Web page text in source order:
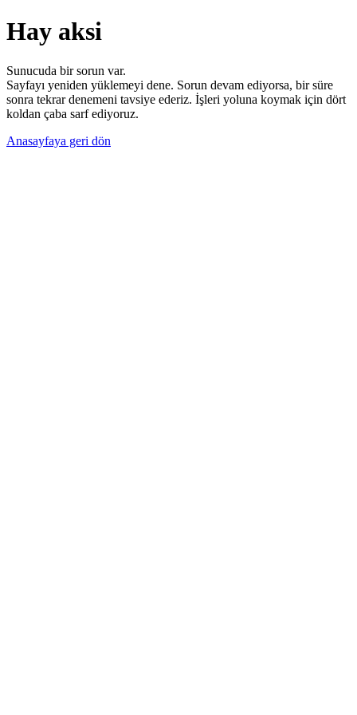
Hay aksi
Sunucuda bir sorun var.
Sayfayı yeniden yüklemeyi dene. Sorun devam ediyorsa, bir süre
sonra tekrar denemeni tavsiye ederiz. İşleri yoluna koymak için dört
koldan çaba sarf ediyoruz.
Anasayfaya geri dön